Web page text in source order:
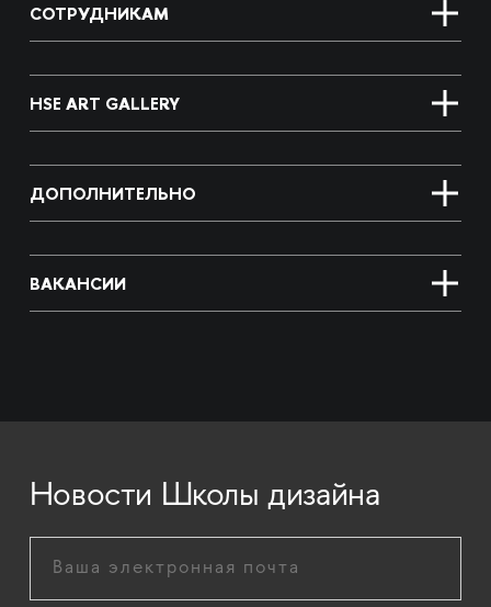
СОТРУДНИКАМ
HSE ART GALLERY
ДОПОЛНИТЕЛЬНО
ВАКАНСИИ
Новости Школы дизайна